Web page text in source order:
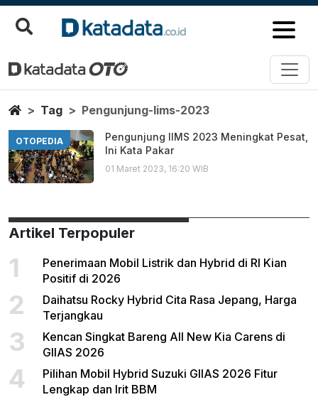
Pengunjung Iims 2023
Berita Terbaru
HomeTag Pengunjung-Iims-2023
OTOPEDIA
Pengunjung IIMS 2023 Meningkat Pesat,
Ini Kata Pakar
01 Maret 2023, 16:20 WIB
Artikel Terpopuler
1
Penerimaan Mobil Listrik dan Hybrid di RI Kian
Positif di 2026
2
Daihatsu Rocky Hybrid Cita Rasa Jepang, Harga
Terjangkau
3
Kencan Singkat Bareng All New Kia Carens di
GIIAS 2026
4
Pilihan Mobil Hybrid Suzuki GIIAS 2026 Fitur
Lengkap dan Irit BBM